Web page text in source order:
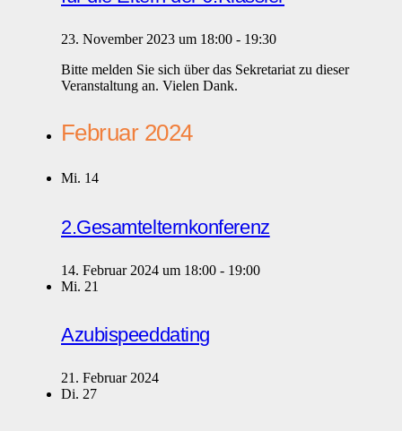
23. November 2023 um 18:00 - 19:30
Bitte melden Sie sich über das Sekretariat zu dieser
Veranstaltung an. Vielen Dank.
Februar 2024
Mi. 14
2.Gesamtelternkonferenz
14. Februar 2024 um 18:00 - 19:00
Mi. 21
Azubispeeddating
21. Februar 2024
Di. 27